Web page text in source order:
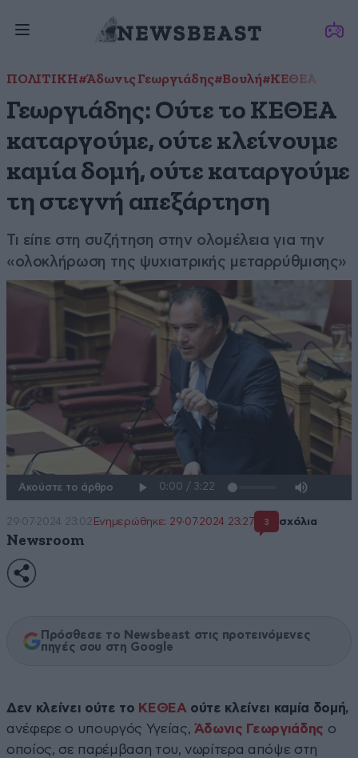
ΠΟΛΙΤΙΚΗ#Άδωνις Γεωργιάδης#Βουλή#ΚΕΘΕΑ
Γεωργιάδης: Ούτε το ΚΕΘΕΑ
καταργούμε, ούτε κλείνουμε
καμία δομή, ούτε καταργούμε
τη στεγνή απεξάρτηση
Τι είπε στη συζήτηση στην ολομέλεια για την
«ολοκλήρωση της ψυχιατρικής μεταρρύθμισης»
Ακούστε το άρθρο
29·07·2024 23:02 Ενημερώθηκε: 29·07·2024 23:27 3 σχόλια
Newsroom
Πρόσθεσε το Newsbeast στις προτεινόμενες
πηγές σου στη Google
Δεν κλείνει ούτε το ΚΕΘΕΑ ούτε κλείνει καμία δομή,
ανέφερε ο υπουργός Υγείας, Άδωνις Γεωργιάδης ο
οποίος, σε παρέμβαση του, νωρίτερα απόψε στη